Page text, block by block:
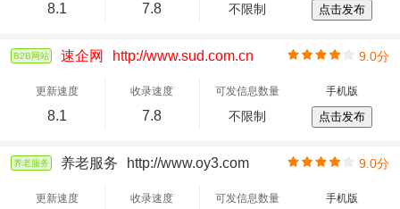
8.1 7.8 不限制 点击发布
B2B网站 速企网 http://www.sud.com.cn 9.0分
更新速度
8.1
收录速度
7.8
可发信息数量
不限制
手机版
点击发布
养老服务 养老服务 http://www.oy3.com 9.0分
更新速度 收录速度 可发信息数量 手机版